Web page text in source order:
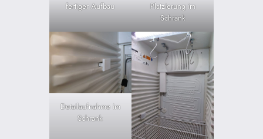
fertiger Aufbau
Platzierung im
Schrank
Detailaufnahme im
Schrank